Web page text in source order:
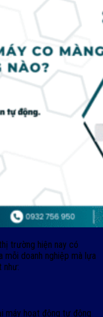
trường hiện nay có
mỗi doanh nghiệp mà lựa
như:
máy hoạt động tự động